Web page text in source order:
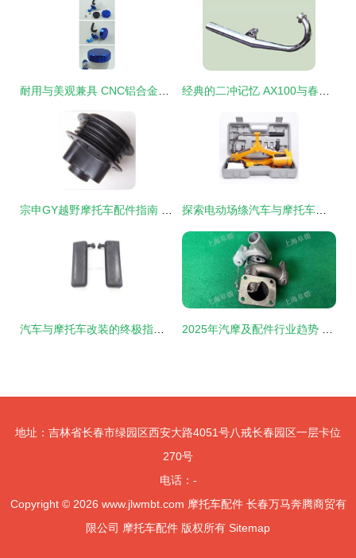
地址：吉林省长春市绿园区西安大路4051号八戒长春园区一层卡位
270号
电话：-
Copyright © 2026 www.jlwmbt.com 摩托车配件 长春万马奔腾商贸有
限公司 摩托车配件 版权所有 Sitemap